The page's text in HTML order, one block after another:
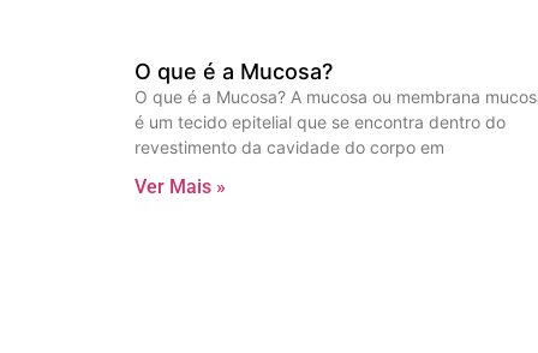
O que é a Mucosa?
O que é a Mucosa? A mucosa ou membrana
é um tecido epitelial que se encontra dentro do
revestimento da cavidade do corpo em
Ver Mais »